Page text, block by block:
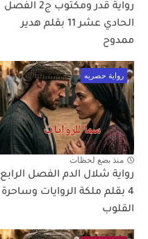
رواية قدر ومكتوب ج2 الفصل
الحادي عشر 11 بقلم هدير
ممدوح
رواية حصريه
منذ بضع لحظات
رواية شلال الدم الفصل الرابع
4 بقلم ملكة الروايات وساحرة
القلوب